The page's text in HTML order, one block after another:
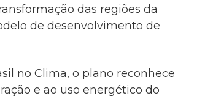
das regiões da
de desenvolvimento de
no Clima, o plano reconhece
e ao uso energético do